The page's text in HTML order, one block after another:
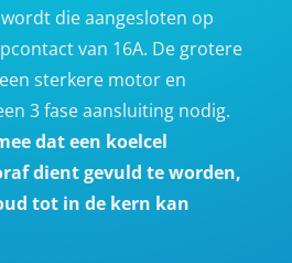
die aangesloten op
van 16A. De grotere
sterkere motor en
3 fase aansluiting nodig.
dat een koelcel
dient gevuld te worden,
tot in de kern kan